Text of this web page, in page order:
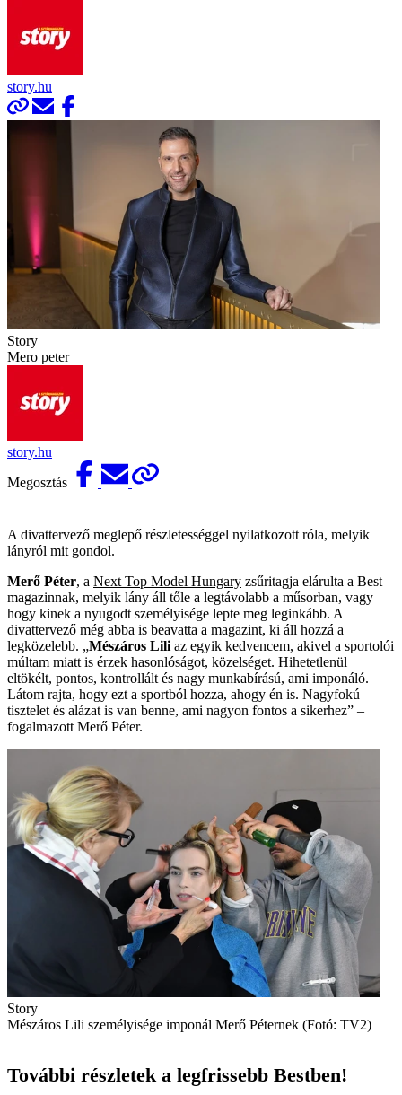
story.hu
Story
Mero peter
story.hu
Megosztás
A divattervező meglepő részletességgel nyilatkozott róla, melyik
lányról mit gondol.
Merő Péter, a Next Top Model Hungary zsűritagja elárulta a Best
magazinnak, melyik lány áll tőle a legtávolabb a műsorban, vagy
hogy kinek a nyugodt személyisége lepte meg leginkább. A
divattervező még abba is beavatta a magazint, ki áll hozzá a
legközelebb. „Mészáros Lili az egyik kedvencem, akivel a sportolói
múltam miatt is érzek hasonlóságot, közelséget. Hihetetlenül
eltökélt, pontos, kontrollált és nagy munkabírású, ami imponáló.
Látom rajta, hogy ezt a sportból hozza, ahogy én is. Nagyfokú
tisztelet és alázat is van benne, ami nagyon fontos a sikerhez” –
fogalmazott Merő Péter.
Story
Mészáros Lili személyisége imponál Merő Péternek (Fotó: TV2)
További részletek a legfrissebb Bestben!